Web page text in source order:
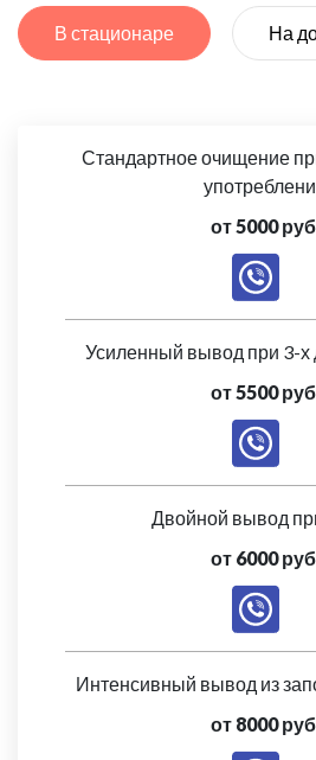
В стационаре На
Стандартное очищение
от 5000
Усиленный вывод при 3-х
от 5500
Двойной вывод
от 6000
Интенсивный вывод из
от 8000